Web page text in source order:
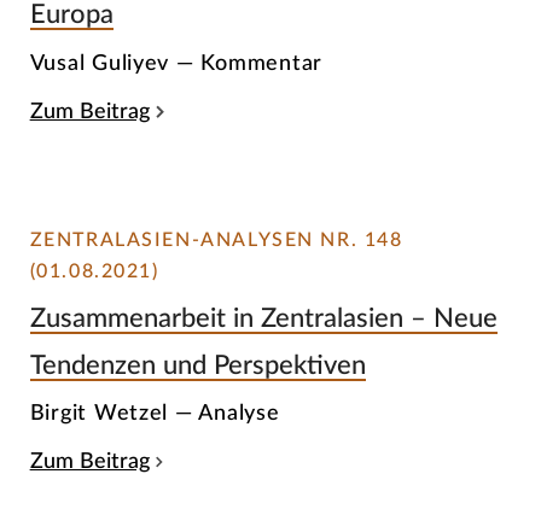
Europa
Vusal Guliyev — Kommentar
Zum Beitrag
ZENTRALASIEN-ANALYSEN NR. 148
(01.08.2021)
Zusammenarbeit in Zentralasien – Neue
Tendenzen und Perspektiven
Birgit Wetzel — Analyse
Zum Beitrag